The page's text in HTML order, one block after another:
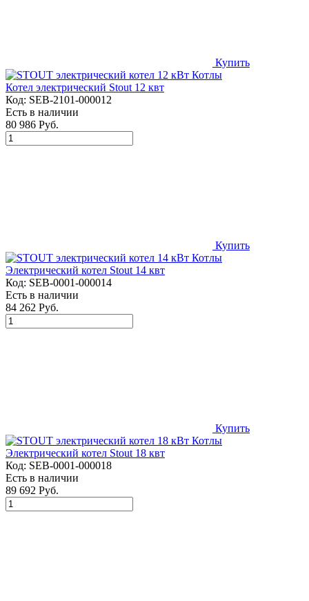
Купить
Котел электрический Stout 12 квт
Код: SEB-2101-000012
Есть в наличии
80 986 Руб.
Купить
Электрический котел Stout 14 квт
Код: SEB-0001-000014
Есть в наличии
84 262 Руб.
Купить
Электрический котел Stout 18 квт
Код: SEB-0001-000018
Есть в наличии
89 692 Руб.